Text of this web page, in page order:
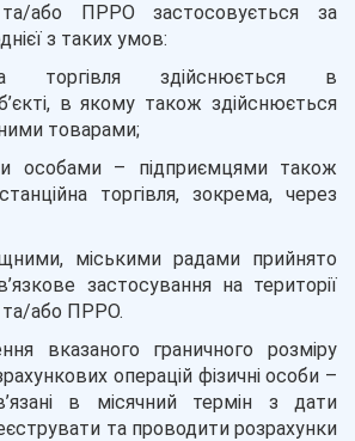
або ПРРО застосовується за
з таких умов:
торгівля здійснюється в
в якому також здійснюється
товарами;
особами – підприємцями також
торгівля, зокрема, через
міськими радами прийнято
застосування на території
або ПРРО.
вказаного граничного розміру
операцій фізичні особи –
в місячний термін з дати
та проводити розрахунки